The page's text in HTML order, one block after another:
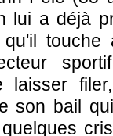
lui a déjà
touche
laisser
son bail